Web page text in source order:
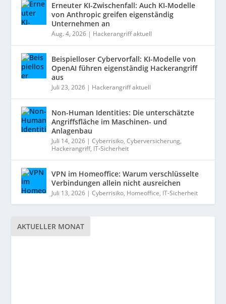
Erneuter KI-Zwischenfall: Auch KI-Modelle
von Anthropic greifen eigenständig
Unternehmen an
Aug. 4, 2026 | Hackerangriff aktuell
Beispielloser Cybervorfall: KI-Modelle von
OpenAI führen eigenständig Hackerangriff
aus
Juli 23, 2026 | Hackerangriff aktuell
Non-Human Identities: Die unterschätzte
Angriffsfläche im Maschinen- und
Anlagenbau
Juli 14, 2026 |Cyberrisiko,Cyberversicherung,
Hackerangriff, IT-Sicherheit
VPN im Homeoffice: Warum verschlüsselte
Verbindungen allein nicht ausreichen
Juli 13, 2026 |Cyberrisiko, Homeoffice, IT-Sicherheit
AKTUELLER MONAT